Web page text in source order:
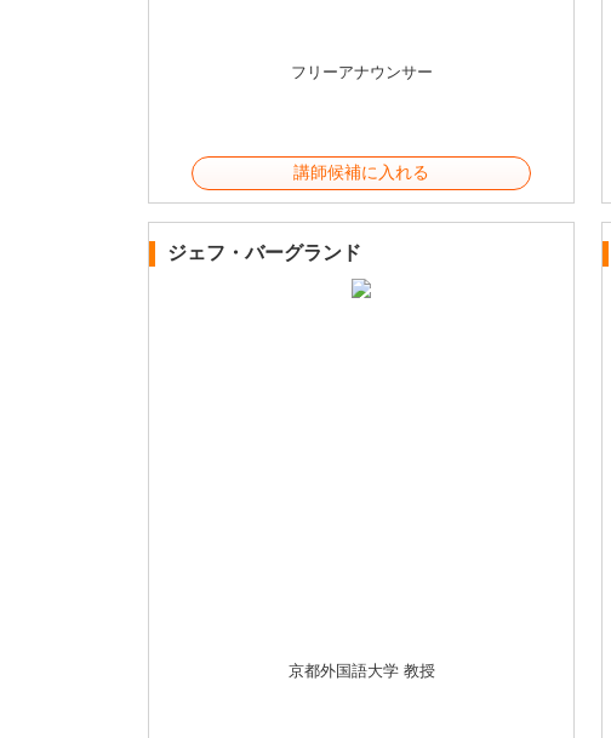
フリーアナウンサー
講師候補に入れる
ジェフ・バーグランド
京都外国語大学 教授